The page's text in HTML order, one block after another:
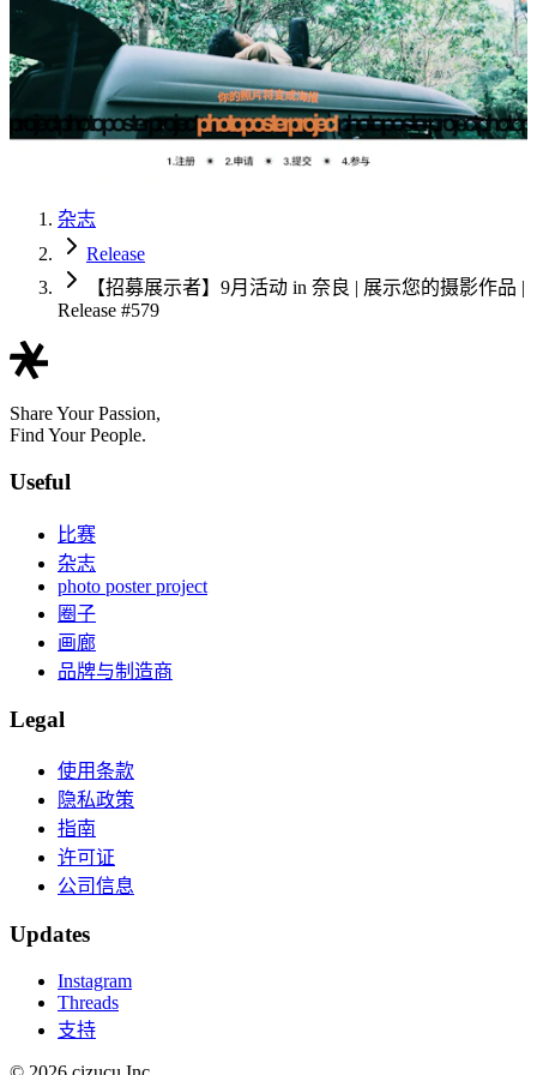
杂志
Release
【招募展示者】9月活动 in 奈良 | 展示您的摄影作品 |
Release #579
Share Your Passion,
Find Your People.
Useful
比赛
杂志
photo poster project
圈子
画廊
品牌与制造商
Legal
使用条款
隐私政策
指南
许可证
公司信息
Updates
Instagram
Threads
支持